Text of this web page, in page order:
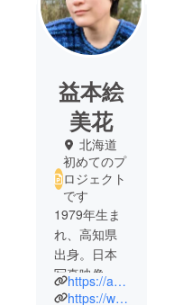
益本絵
美花
北海道
初めてのプ
ロジェクト
です
1979年生ま
れ、高知県
出身。日本
写真映像専
門学校研究
https://azure959634.studio.site
https://www.instagram.com/emika_masumoto